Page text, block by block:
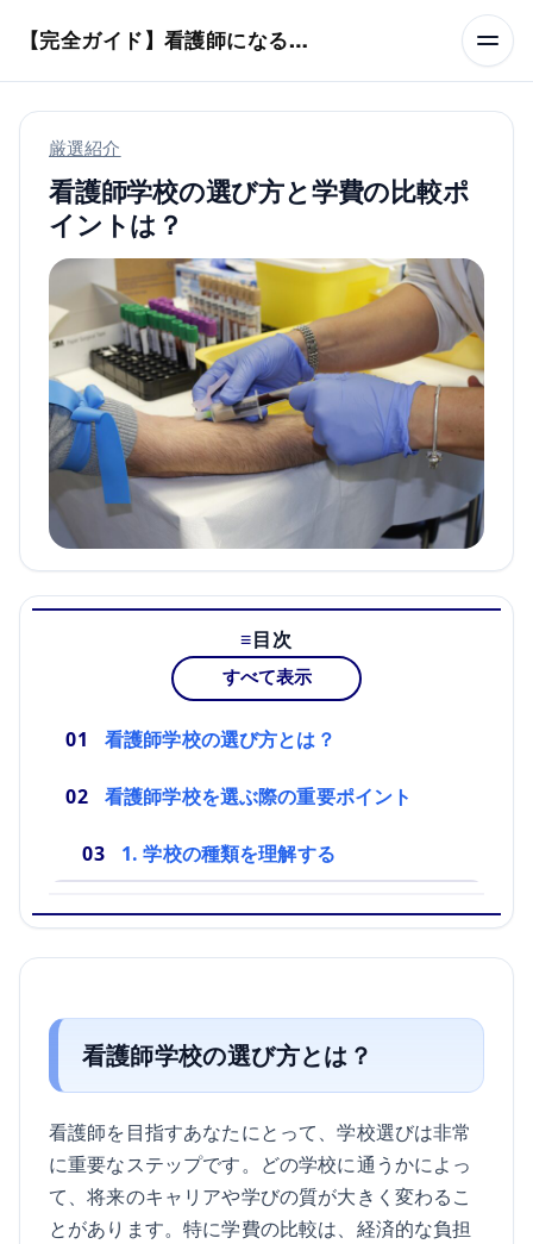
【完全ガイド】看護師になるまでのステップ＆スケジュール
厳選紹介
看護師学校の選び方と学費の比較ポ
イントは？
目次
すべて表示
看護師学校の選び方とは？
看護師学校を選ぶ際の重要ポイント
1. 学校の種類を理解する
看護師学校の選び方とは？
看護師を目指すあなたにとって、学校選びは非常
に重要なステップです。どの学校に通うかによっ
て、将来のキャリアや学びの質が大きく変わるこ
とがあります。特に学費の比較は、経済的な負担